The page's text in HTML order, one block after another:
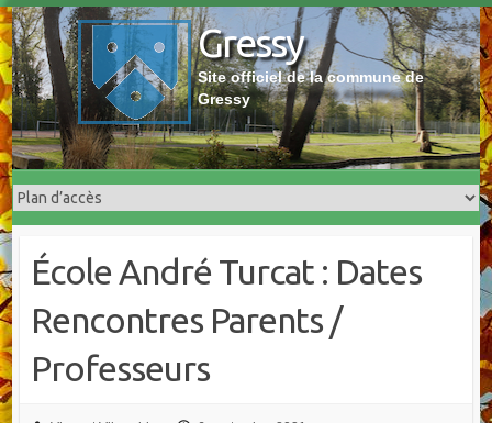
Skip
to
content
Gressy
Site officiel de la commune de
Gressy
École André Turcat : Dates
Rencontres Parents /
Professeurs